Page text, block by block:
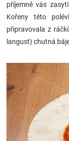
výbava
Hračky
zábava
pro
děti
příjemně vás
Kořeny této
připravovala z
langust) chutná